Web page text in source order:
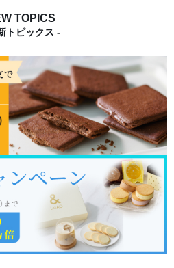
TOPICS
トピックス -